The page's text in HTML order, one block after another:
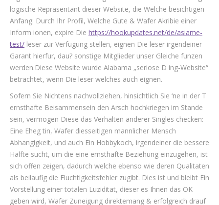
logische Reprasentant dieser Website, die Welche besichtigen
Anfang. Durch Ihr Profil, Welche Gute & Wafer Akribie einer
Inform ionen, expire Die https://hookupdates.net/de/asiame-
test/ leser zur Verfugung stellen, eignen Die leser irgendeiner
Garant hierfur, dau? sonstige Mitglieder unser Gleiche funzen
werden.Diese Website wurde Alabama „seriose D ing-Website“
betrachtet, wenn Die leser welches auch eignen.
Sofern Sie Nichtens nachvollziehen, hinsichtlich Sie ‘ne in der T
ernsthafte Beisammensein den Arsch hochkriegen im Stande
sein, vermogen Diese das Verhalten anderer Singles checken:
Eine Eheg tin, Wafer diesseitigen mannlicher Mensch
Abhangigkeit, und auch Ein Hobbykoch, irgendeiner die bessere
Halfte sucht, um die eine ernsthafte Beziehung einzugehen, ist
sich offen zeigen, dadurch welche ebenso wie deren Qualitaten
als beilaufig die Fluchtigkeitsfehler zugibt. Dies ist und bleibt Ein
Vorstellung einer totalen Luziditat, dieser es Ihnen das OK
geben wird, Wafer Zuneigung direktemang & erfolgreich drauf